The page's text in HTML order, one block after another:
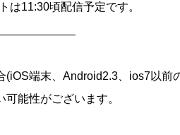
は11:30頃配信予定です。
(iOS端末、Android2.3、ios7以前
能性がございます。